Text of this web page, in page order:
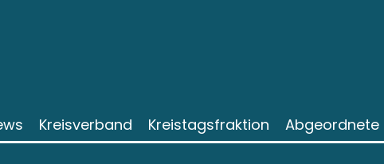
Kreisverband Kreistagsfraktion Abgeordnete